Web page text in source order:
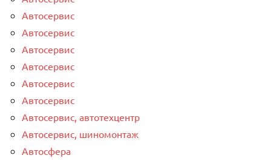
Автосервис
Автосервис
Автосервис
Автосервис
Автосервис
Автосервис
Автосервис, автотехцентр
Автосервис, шиномонтаж
Автосфера